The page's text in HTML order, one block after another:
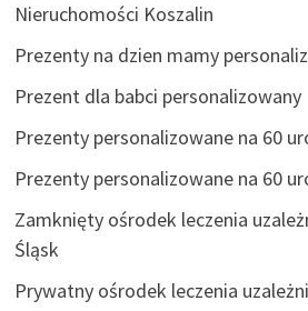
Nieruchomości Koszalin
Prezenty na dzien mamy
Prezent dla babci personalizowany
Prezenty personalizowane na 60
Prezenty personalizowane na 60
Zamknięty ośrodek leczenia
Śląsk
Prywatny ośrodek leczenia